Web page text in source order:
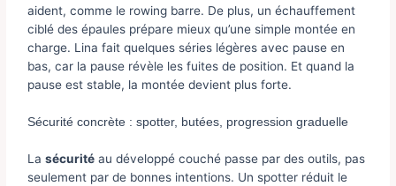
aident, comme le rowing barre. De plus, un échauffement
ciblé des épaules prépare mieux qu’une simple montée en
charge. Lina fait quelques séries légères avec pause en
bas, car la pause révèle les fuites de position. Et quand la
pause est stable, la montée devient plus forte.
Sécurité concrète : spotter, butées, progression graduelle
Lasécurité au développé couché passe par des outils, pas
seulement par de bonnes intentions. Un spotter réduit le